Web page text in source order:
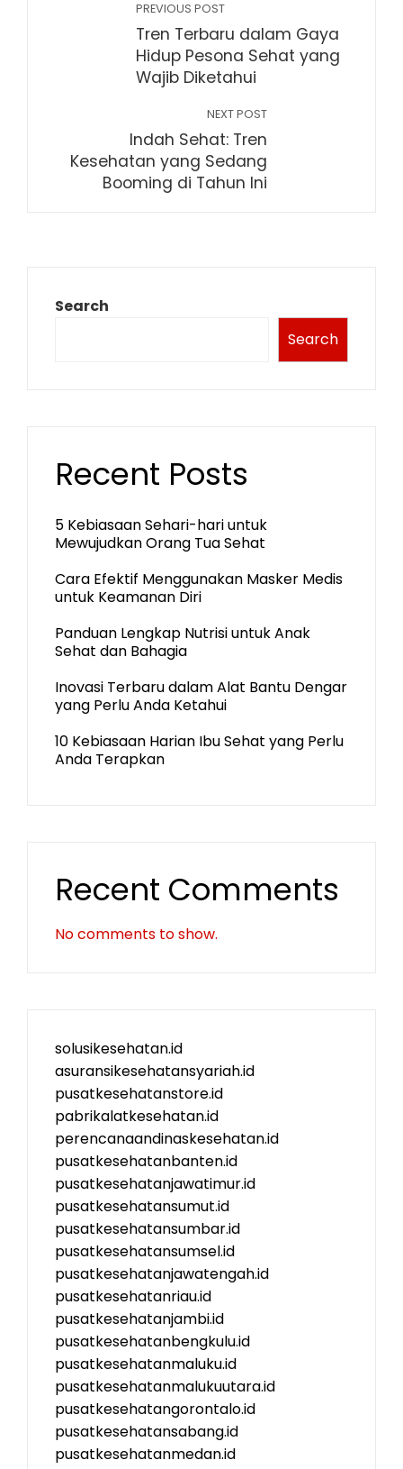
PREVIOUS POST
Tren Terbaru dalam Gaya
Hidup Pesona Sehat yang
Wajib Diketahui
NEXT POST
Indah Sehat: Tren
Kesehatan yang Sedang
Booming di Tahun Ini
Search
Search
Recent Posts
5 Kebiasaan Sehari-hari untuk
Mewujudkan Orang Tua Sehat
Cara Efektif Menggunakan Masker Medis
untuk Keamanan Diri
Panduan Lengkap Nutrisi untuk Anak
Sehat dan Bahagia
Inovasi Terbaru dalam Alat Bantu Dengar
yang Perlu Anda Ketahui
10 Kebiasaan Harian Ibu Sehat yang Perlu
Anda Terapkan
Recent Comments
No comments to show.
solusikesehatan.id
asuransikesehatansyariah.id
pusatkesehatanstore.id
pabrikalatkesehatan.id
perencanaandinaskesehatan.id
pusatkesehatanbanten.id
pusatkesehatanjawatimur.id
pusatkesehatansumut.id
pusatkesehatansumbar.id
pusatkesehatansumsel.id
pusatkesehatanjawatengah.id
pusatkesehatanriau.id
pusatkesehatanjambi.id
pusatkesehatanbengkulu.id
pusatkesehatanmaluku.id
pusatkesehatanmalukuutara.id
pusatkesehatangorontalo.id
pusatkesehatansabang.id
pusatkesehatanmedan.id